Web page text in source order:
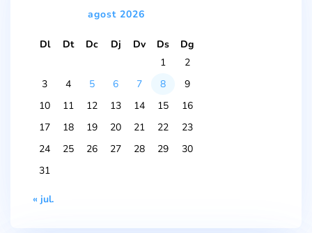
agost 2026
Dl Dt Dc Dj Dv Ds
Dg
1
2
3
4 5 6 7 8
9
10
11 12 13 14 15
16
17
18 19 20 21 22
23
24
25 26 27 28 29
30
31
« jul.